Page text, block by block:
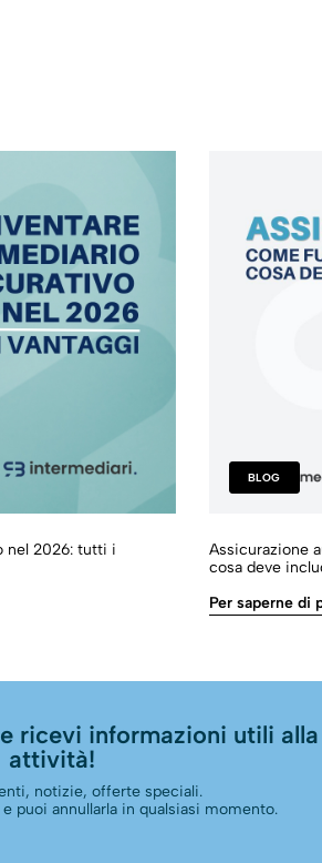
nel 2026: tutti i
BLOG
Assicurazione
cosa deve
Per saperne di
ricevi informazioni utili
attività!
notizie, offerte speciali.
puoi annullarla in qualsiasi momento.